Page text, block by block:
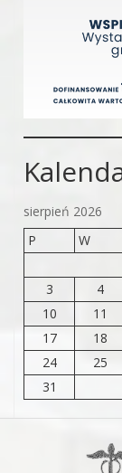
sierpień 2026
P
W
3
4
10
11
17
18
24
25
31